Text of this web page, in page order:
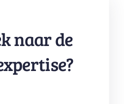
naar de